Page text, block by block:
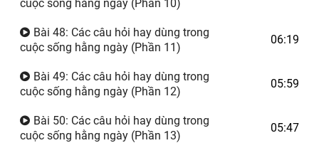
cuộc sống hằng ngày (Phần 10)
Bài 48: Các câu hỏi hay dùng trong
cuộc sống hằng ngày (Phần 11)
06:19
Bài 49: Các câu hỏi hay dùng trong
cuộc sống hằng ngày (Phần 12)
05:59
Bài 50: Các câu hỏi hay dùng trong
cuộc sống hằng ngày (Phần 13)
05:47